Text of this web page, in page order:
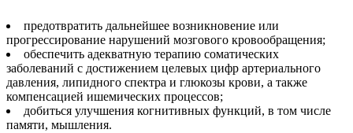
предотвратить дальнейшее возникновение или
прогрессирование нарушений мозгового кровообращения;
обеспечить адекватную терапию соматических
заболеваний с достижением целевых цифр артериального
давления, липидного спектра и глюкозы крови, а также
компенсацией ишемических процессов;
добиться улучшения когнитивных функций, в том числе
памяти, мышления.